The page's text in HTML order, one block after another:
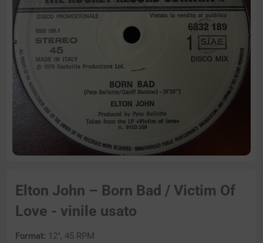
Elton John – Born Bad / Victim Of
Love - vinile usato
Format: 12″, 45 RPM